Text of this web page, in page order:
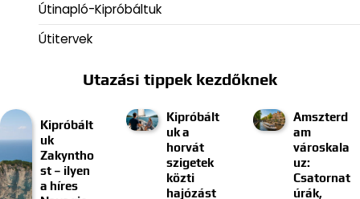
Útinapló-Kipróbáltuk
Útitervek
Utazási tippek kezdőknek
Kipróbált
uk
Zakyntho
st – ilyen
a híres
Kipróbált
uk a
horvát
szigetek
közti
hajózást
Amszterd
am
városkala
uz:
Csatornat
úrák,